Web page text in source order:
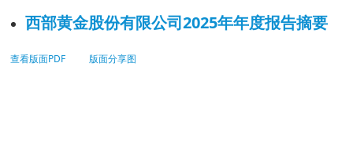
西部黄金股份有限公司2025年年度报告摘要
查看版面PDF 版面分享图